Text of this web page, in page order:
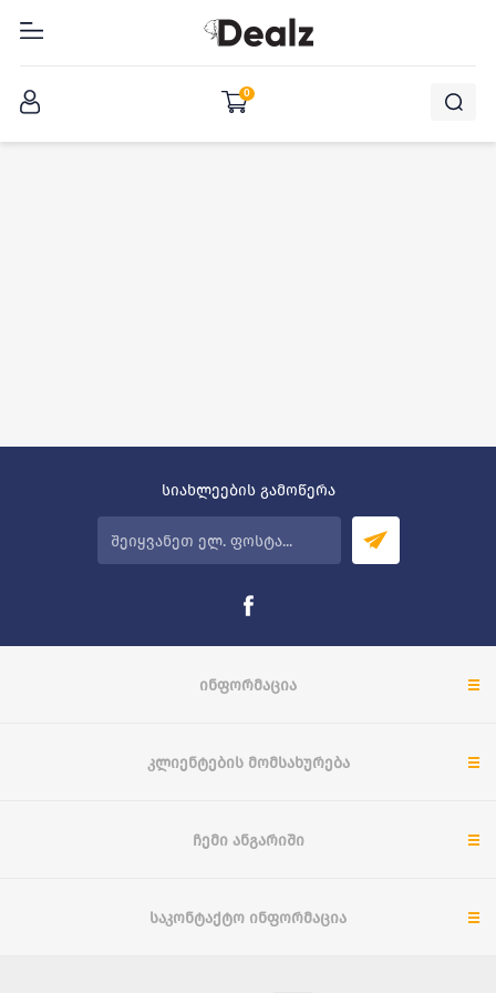
0
სიახლეების გამოწერა
ᲘᲜᲤᲝᲠᲛᲐᲪᲘᲐ
ᲙᲚᲘᲔᲜᲢᲔᲑᲘᲡ ᲛᲝᲛᲡᲐᲮᲣᲠᲔᲑᲐ
ᲩᲔᲛᲘ ᲐᲜᲒᲐᲠᲘᲨᲘ
ᲡᲐᲙᲝᲜᲢᲐᲥᲢᲝ ᲘᲜᲤᲝᲠᲛᲐᲪᲘᲐ